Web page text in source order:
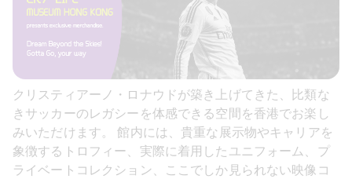
クリスティアーノ・ロナウドが築き上げてきた、比類な
きサッカーのレガシーを体感できる空間を香港でお楽し
みいただけます。 館内には、貴重な展示物やキャリアを
象徴するトロフィー、実際に着用したユニフォーム、プ
ライベートコレクション、ここでしか見られない映像コ